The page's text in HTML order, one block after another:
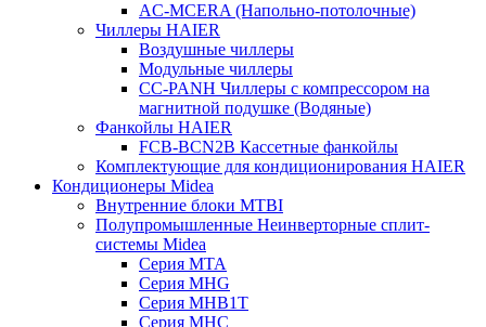
AС-MСERA (Напольно-потолочные)
Чиллеры HAIER
Воздушные чиллеры
Модульные чиллеры
CC-PANH Чиллеры с компрессором на
магнитной подушке (Водяные)
Фанкойлы HAIER
FCB-BCN2B Кассетные фанкойлы
Комплектующие для кондиционирования HAIER
Кондиционеры Midea
Внутренние блоки MTBI
Полупромышленные Неинверторные сплит-
системы Midea
Серия MTA
Серия MHG
Серия MHB1T
Серия MHC